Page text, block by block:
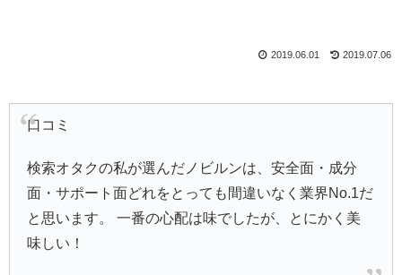
2019.07.06
2019.06.01
口コミ
検索オタクの私が選んだノビルンは、安全面・成分
面・サポート面どれをとっても間違いなく業界No.1だ
と思います。 一番の心配は味でしたが、とにかく美
味しい！